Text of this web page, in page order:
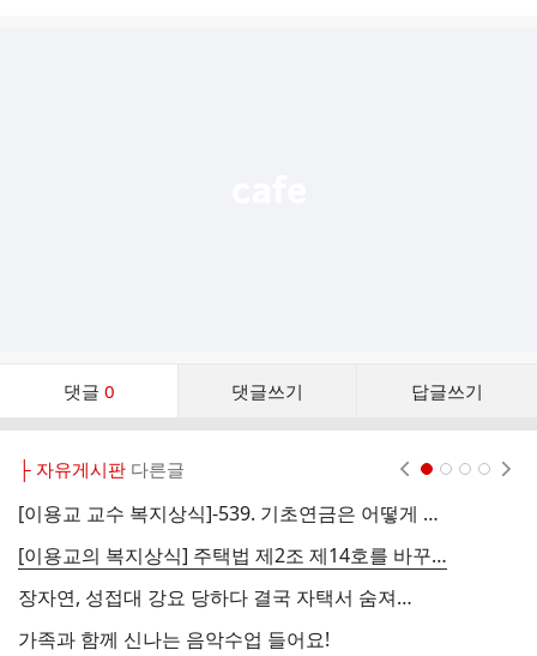
댓글 0 댓글쓰기 답글쓰기
댓
├ 자유게시판 다른글
[이용교 교수 복지상식]-539. 기초연금은 어떻게 바뀔 것인가
[이용교의 복지상식] 주택법 제2조 제14호를 바꾸어 모든 주민이 살던 집에서 좀 더 오랫동안 편안하게 살 수 있게 하자.
장자연, 성접대 강요 당하다 결국 자택서 숨져…
가족과 함께 신나는 음악수업 들어요!